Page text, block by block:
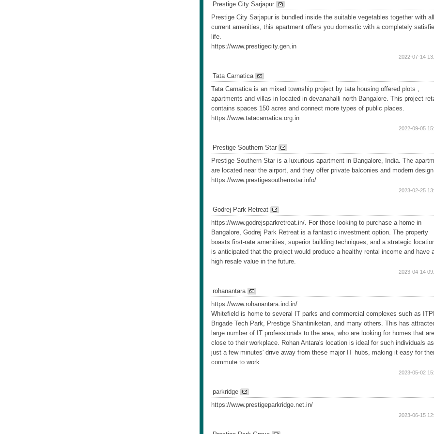
Prestige City Sarjapur
Prestige City Sarjapur is bundled inside the suitable vegetables together with all
current amenities, this apartment offers you domestic with a completely
life.
https://www.prestigecity.gen.in
2022-07-14
Tata Carnatica
Tata Carnatica is an mixed township project by tata housing offered plots ,
apartments and villas in located in devanahalli north Bangalore. This project
contains spaces 150 acres and connect more types of public places.
https://www.tatacarnatica.org.in
2022-09-05
Prestige Southern Star
Prestige Southern Star is a luxurious apartment in Bangalore, India. The
are located near the airport, and they offer private balconies and modern
https://www.prestigesouthernstar.info/
2023-02-25
Godrej Park Retreat
https://www.godrejsparkretreat.in/. For those looking to purchase a home in
Bangalore, Godrej Park Retreat is a fantastic investment option. The property
boasts first-rate amenities, superior building techniques, and a strategic
is anticipated that the project would produce a healthy rental income and have
high resale value in the future.
2023-04-14
rohanantara
https://www.rohanantara.ind.in/
Whitefield is home to several IT parks and commercial complexes such as
Brigade Tech Park, Prestige Shantiniketan, and many others. This has
large number of IT professionals to the area, who are looking for homes that are
close to their workplace. Rohan Antara's location is ideal for such individuals
just a few minutes' drive away from these major IT hubs, making it easy for
commute to work.
2023-05-02
parkridge
https://www.prestigeparkridge.net.in/
2023-06-15